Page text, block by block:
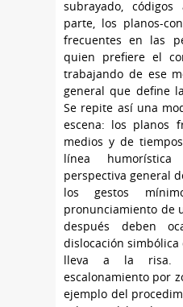
subrayado, códigos
parte, los planos-
frecuentes en las
quien prefiere el
trabajando de ese
general que define
Se repite así una
escena: los planos
medios y de
línea
perspectiva general
los gestos
pronunciamiento de
después deben
dislocación
lleva a la risa.
escalonamiento por
ejemplo del